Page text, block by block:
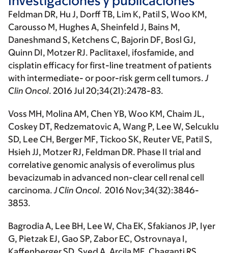
Feldman DR, Hu J, Dorff TB, Lim K, Patil S, Woo KM,
Carousso M, Hughes A, Sheinfeld J, Bains M,
Daneshmand S, Ketchens C, Bajorin DF, Bosl GJ,
Quinn DI, Motzer RJ. Paclitaxel, ifosfamide, and
cisplatin efficacy for first-line treatment of patients
with intermediate- or poor-risk germ cell tumors.J
Clin Oncol. 2016 Jul 20;34(21):2478-83.
Voss MH, Molina AM, Chen YB, Woo KM, Chaim JL,
Coskey DT, Redzematovic A, Wang P, Lee W, Selcuklu
SD, Lee CH, Berger MF, Tickoo SK, Reuter VE, Patil S,
Hsieh JJ, Motzer RJ, Feldman DR. Phase II trial and
correlative genomic analysis of everolimus plus
bevacizumab in advanced non-clear cell renal cell
carcinoma.J Clin Oncol. 2016 Nov;34(32):3846-
3853.
Bagrodia A, Lee BH, Lee W, Cha EK, Sfakianos JP, Iyer
G, Pietzak EJ, Gao SP, Zabor EC, Ostrovnaya I,